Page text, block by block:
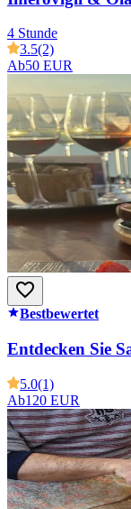
4 Stunde
3.5(2)
Ab50 EUR
Bestbewertet
Entdecken Sie
5.0(1)
Ab120 EUR